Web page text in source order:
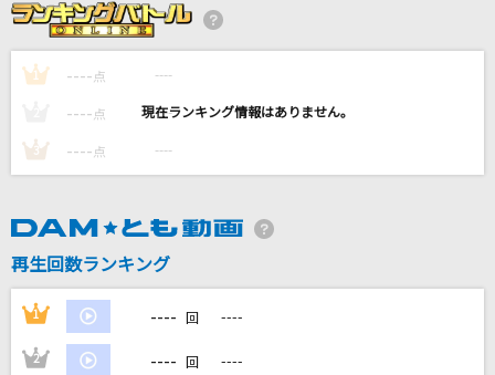
家族や友達と一緒に！練習にも！
1 ---- 点 ----
---- 点 ----
3 ---- 点 ----
再生回数ランキング
1 ---- 回 ----
2 ---- 回 ----